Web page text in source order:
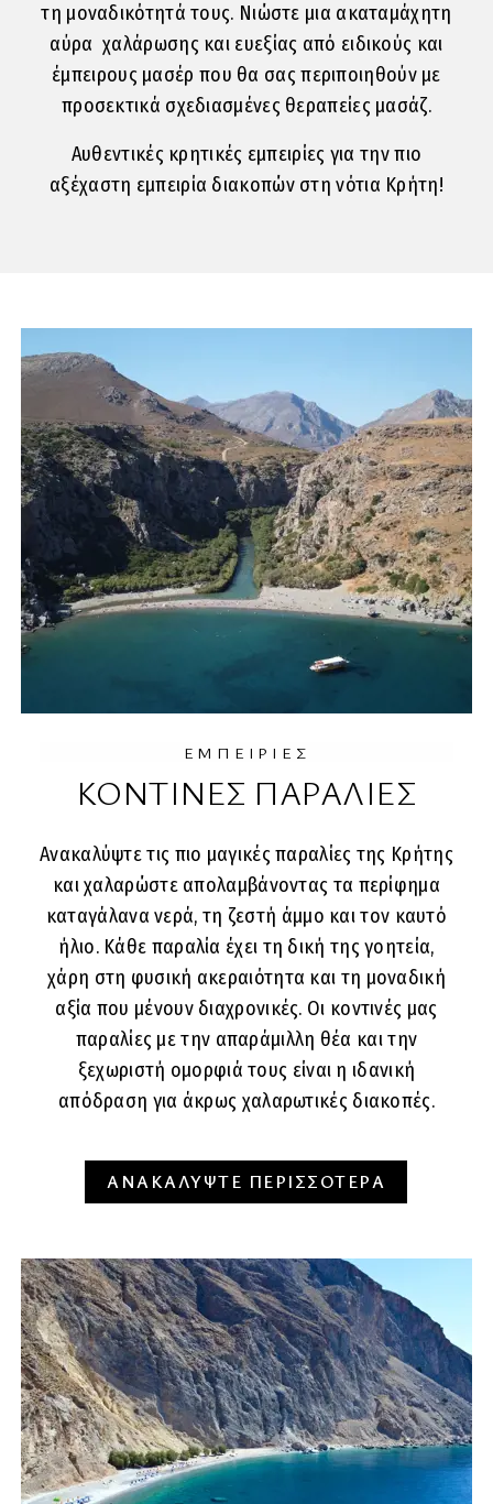
τη μοναδικότητά τους. Νιώστε μια ακαταμάχητη
αύρα χαλάρωσης και ευεξίας από ειδικούς και
έμπειρους μασέρ που θα σας περιποιηθούν με
προσεκτικά σχεδιασμένες θεραπείες μασάζ.
Αυθεντικές κρητικές εμπειρίες για την πιο
αξέχαστη εμπειρία διακοπών στη νότια Κρήτη!
ΕΜΠΕΙΡΙΕΣ
ΚΟΝΤΙΝΕΣ ΠΑΡΑΛΙΕΣ
Ανακαλύψτε τις πιο μαγικές παραλίες της Κρήτης
και χαλαρώστε απολαμβάνοντας τα περίφημα
καταγάλανα νερά, τη ζεστή άμμο και τον καυτό
ήλιο. Κάθε παραλία έχει τη δική της γοητεία,
χάρη στη φυσική ακεραιότητα και τη μοναδική
αξία που μένουν διαχρονικές. Οι κοντινές μας
παραλίες με την απαράμιλλη θέα και την
ξεχωριστή ομορφιά τους είναι η ιδανική
απόδραση για άκρως χαλαρωτικές διακοπές.
ΑΝΑΚΑΛΥΨΤΕ ΠΕΡΙΣΣΟΤΕΡΑ